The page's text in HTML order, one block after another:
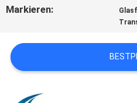
BITTE UM
ANGEBOT
SITEMAP
Markieren: